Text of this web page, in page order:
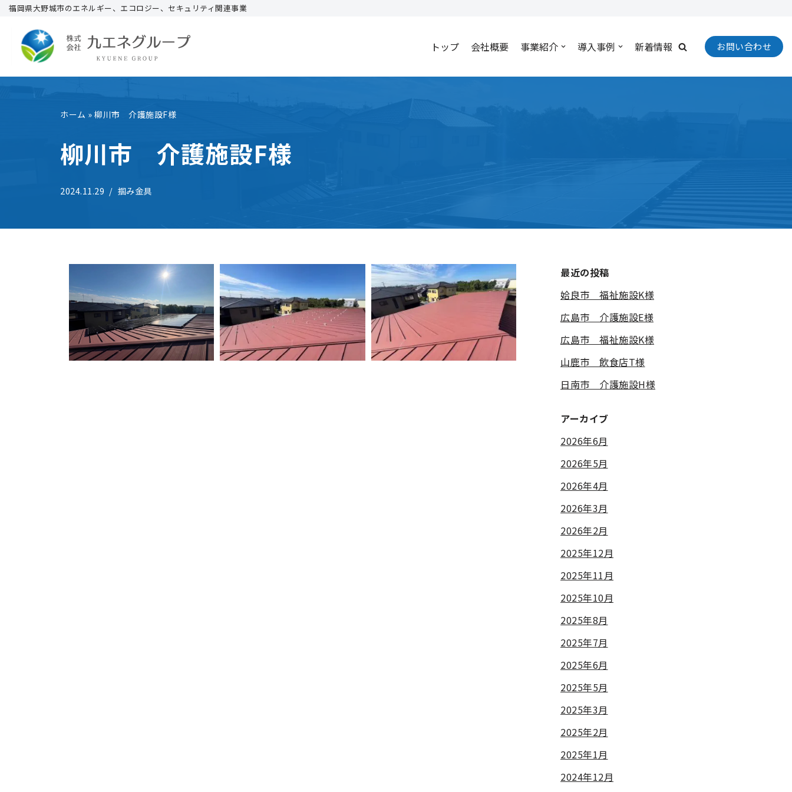
福岡県大野城市のエネルギー、エコロジー、セキュリティ関連事業
トップ 会社概要 事業紹介 導入事例 新着情報 お問い合わせ
ホーム » 柳川市 介護施設F様
柳川市 介護施設F様
2024.11.29 掴み金具
最近の投稿
姶良市 福祉施設K様
広島市 介護施設E様
広島市 福祉施設K様
山鹿市 飲食店T様
日南市 介護施設H様
アーカイブ
2026年6月
2026年5月
2026年4月
2026年3月
2026年2月
2025年12月
2025年11月
2025年10月
2025年8月
2025年7月
2025年6月
2025年5月
2025年3月
2025年2月
2025年1月
2024年12月